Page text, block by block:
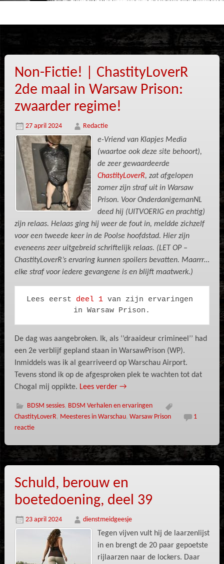
Non-Fictie! | ChastityLoverR
2de maal in Warsaw Prison:
zwaarder regime!
27 april 2024 Redactie
e-Vriend van Klapjes Media
(waartoe ook deze site behoort),
de zeer gewaardeerde
ChastityLoverR, zat afgelopen
zomer zijn straf uit in Warsaw
Prison. Voor OnderdanigemanNL
deed hij (UITVOERIG en prachtig)
zijn relaas. Helaas ging hij weer de fout in, meldde zichzelf
voor een tweede keer in de Poolse hoofdstad. Hier zijn
eveneens zeer uitgebreid schriftelijk relaas. (LET OP –
ChastityLoverR’s ervaring kunnen spoilers bevatten. Maarrr…
elke straf voor iedere gevangene is en blijft maatwerk.)
Lees eerst deel 1 van zijn ervaringen
in Warsaw Prison.
De dag was aangebroken. Ik, als ‘’draaideur crimineel’’ had
een 2e verblijf gepland staan in WarsawPrison (WP).
Inmiddels was ik al gearriveerd op Warschau Airport.
Tevens stond ik op de afgesproken plek te wachten tot dat
Chogal mij oppikte. Lees verder →
BDSM sessies, BDSM Verhalen en ervaringen
ChastityLoverR, Meesteres in Warschau, Warsaw Prison
1
reactie
Schuld, berouw en
boetedoening, deel 39
23 april 2024 dienstmeidgeesje
Tegen vijven vult hij de laarzenlijst
in en brengt de 20 paar gepoetste
rijlaarzen naar de lockers. Daar